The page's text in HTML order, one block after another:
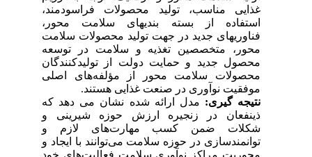
غذایی مناسب، تولید محصولات فراسودمند،
استفاده از بسته بندیهای سلامت محور،
فناوریهای جدید در جهت تولید محصولات سلامت
محور، متخصصین تغذیه و سلامت در توسعه
محصول جدید و حمایت دولت از تولیدکنندگان
محصولات سلامت محور از مؤلفه‌های اصلی
موفقیت نوآوری در صنعت غذایی هستند.
نتیجه گیری:مدل ارائه شده نشان می دهد که
ذینفعان در زنجیره ارزش حوزه شیرینی و
شکلات ضمن کسب مهارت‌های لازم و
توانمندسازی در حوزه سلامت می‌توانند با ایجاد و
محوریت مراکز نوآوری سلامت فعالیت‌های خود